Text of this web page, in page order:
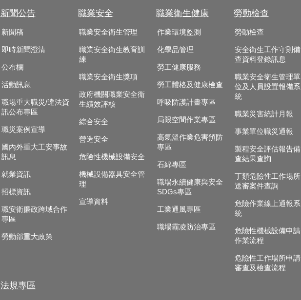
新聞公告
新聞稿
即時新聞澄清
公布欄
活動訊息
職場重大職災/違法資
訊公布專區
職災案例宣導
國內外重大工安事故
訊息
就業資訊
招標資訊
職安衛廉政跨域合作
專區
勞動部重大政策
職業安全
職業安全衛生管理
職業安全衛生教育訓
練
職業安全衛生獎項
政府機關職業安全衛
生績效評核
綜合安全
營造安全
危險性機械設備安全
機械設備器具安全管
理
宣導資料
職業衛生健康
作業環境監測
化學品管理
勞工健康服務
勞工體格及健康檢查
呼吸防護計畫專區
局限空間作業專區
高氣溫作業危害預防
專區
石綿專區
職場永續健康與安全
SDGs專區
工業通風專區
職場霸凌防治專區
勞動檢查
勞動檢查
安全衛生工作守則備
查資料登錄訊息
職業安全衛生管理單
位及人員設置報備系
統
職業災害統計月報
事業單位職災通報
製程安全評估報告備
查結果查詢
丁類危險性工作場所
送審案件查詢
危險作業線上通報系
統
危險性機械設備申請
作業流程
危險性工作場所申請
審查及檢查流程
法規專區